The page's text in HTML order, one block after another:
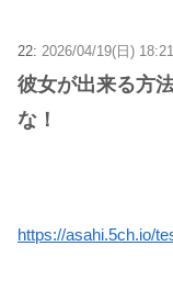
22: 2026/04/19(日)
彼女が出来る方
な！
https://asahi.5ch.io/